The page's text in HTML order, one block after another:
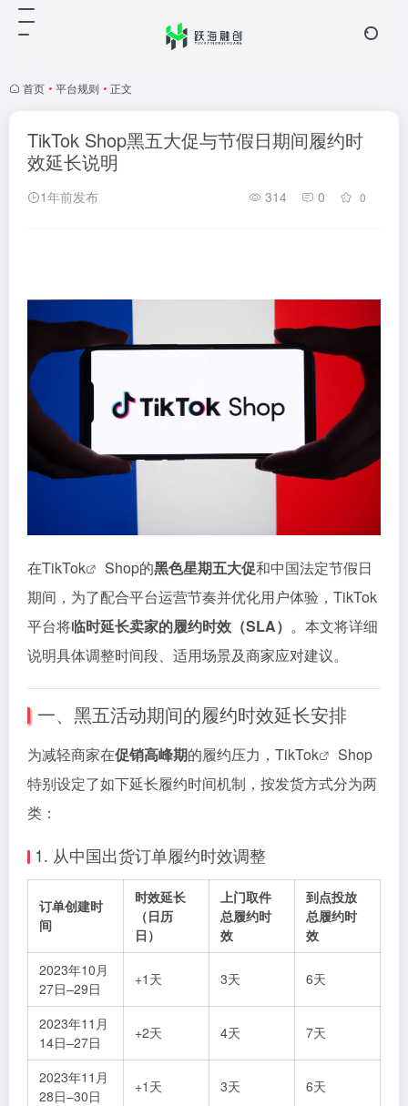
首页 • 平台规则 • 正文
TikTok Shop黑五大促与节假日期间履约时
效延长说明
1年前发布 314 0 0
在TikTok Shop的黑色星期五大促和中国法定节假日
期间， 为了配合平台运营节奏并优化用户体验， TikTok
平台将临时延长卖家的履约时效（SLA） 。 本文将详细
说明具体调整时间段、 适用场景及商家应对建议。
一、 黑五活动期间的履约时效延长安排
为减轻商家在促销高峰期的履约压力， TikTok
Shop
特别设定了如下延长履约时间机制， 按发货方式分为两
类：
1. 从中国出货订单履约时效调整
订单创建时
间
时效延长
（日历
日）
上门取件
总履约时
效
到点投放
总履约时
效
2023年10 月
27日–29日
+1 天 3天 6天
2023年11 月
14日–27日
+2天 4天 7天
2023年11 月
28日–30日
+1 天 3天 6天